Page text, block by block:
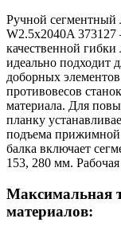
Ручной сегментный
W2.5x2040A
качественной
идеально подходит
доборных
противовесов
материала. Для
планку
подъема прижимной
балка включает
153, 280 мм. Рабочая
Максимальная
материалов: